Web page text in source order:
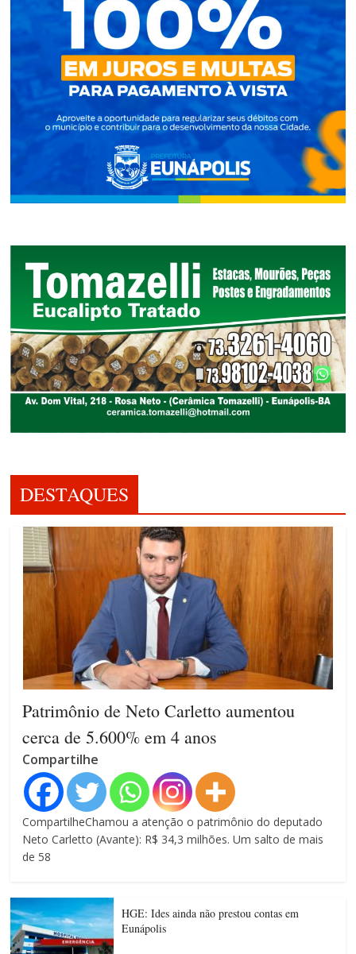
DESTAQUES
Patrimônio de Neto Carletto aumentou
cerca de 5.600% em 4 anos
Compartilhe
CompartilheChamou a atenção o patrimônio do deputado
Neto Carletto (Avante): R$ 34,3 milhões. Um salto de mais
de 58
HGE: Ides ainda não prestou contas em
Eunápolis